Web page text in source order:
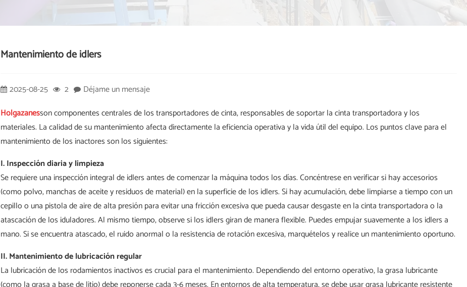
Mantenimiento de idlers
2025-08-25 2
Déjame un mensaje
Holgazanesson componentes centrales de los transportadores de cinta, responsables de soportar la cinta transportadora y los
materiales. La calidad de su mantenimiento afecta directamente la eficiencia operativa y la vida útil del equipo. Los puntos clave para el
mantenimiento de los inactores son los siguientes:
I. Inspección diaria y limpieza
Se requiere una inspección integral de idlers antes de comenzar la máquina todos los días. Concéntrese en verificar si hay accesorios
(como polvo, manchas de aceite y residuos de material) en la superficie de los idlers. Si hay acumulación, debe limpiarse a tiempo con un
cepillo o una pistola de aire de alta presión para evitar una fricción excesiva que pueda causar desgaste en la cinta transportadora o la
atascación de los iduladores. Al mismo tiempo, observe si los idlers giran de manera flexible. Puedes empujar suavemente a los idlers a
mano. Si se encuentra atascado, el ruido anormal o la resistencia de rotación excesiva, marquételos y realice un mantenimiento oportuno.
II. Mantenimiento de lubricación regular
La lubricación de los rodamientos inactivos es crucial para el mantenimiento. Dependiendo del entorno operativo, la grasa lubricante